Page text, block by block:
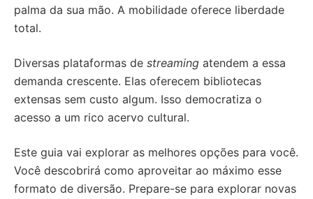
palma da sua mão. A mobilidade oferece liberdade
total.
Diversas plataformas de streaming atendem a essa
demanda crescente. Elas oferecem bibliotecas
extensas sem custo algum. Isso democratiza o
acesso a um rico acervo cultural.
Este guia vai explorar as melhores opções para você.
Você descobrirá como aproveitar ao máximo esse
formato de diversão. Prepare-se para explorar novas